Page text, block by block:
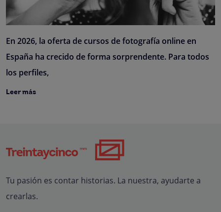
En 2026, la oferta de cursos de fotografía online en
España ha crecido de forma sorprendente. Para todos
los perfiles,
Leer más
Tu pasión es contar historias. La nuestra, ayudarte a
crearlas.